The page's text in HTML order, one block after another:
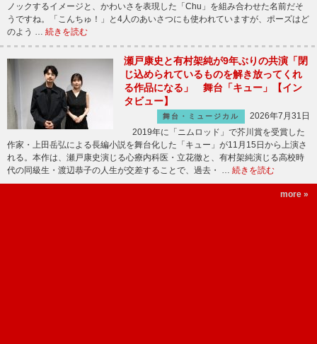
ノックするイメージと、かわいさを表現した「Chu」を組み合わせた名前だそ
うですね。「こんちゅ！」と4人のあいさつにも使われていますが、ポーズはど
のよう … 続きを読む
瀬戸康史と有村架純が9年ぶりの共演「閉
じ込められているものを解き放ってくれ
る作品になる」 舞台「キュー」【イン
タビュー】
舞台・ミュージカル
2026年7月31日
2019年に「ニムロッド」で芥川賞を受賞した
作家・上田岳弘による長編小説を舞台化した「キュー」が11月15日から上演さ
れる。本作は、瀬戸康史演じる心療内科医・立花徹と、有村架純演じる高校時
代の同級生・渡辺恭子の人生が交差することで、過去・ … 続きを読む
more »